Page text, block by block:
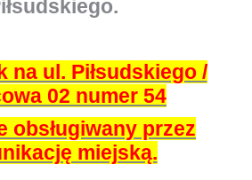
na ul. Piłsudskiego /
02 numer 54
obsługiwany przez
miejską.